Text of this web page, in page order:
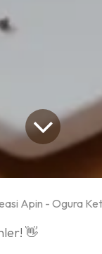
Apin - Ogura
👋